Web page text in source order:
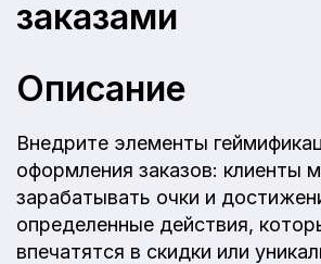
заказами
Описание
Внедрите элементы
оформления заказов: клиенты
зарабатывать очки и
определенные действия,
впечатятся в скидки или